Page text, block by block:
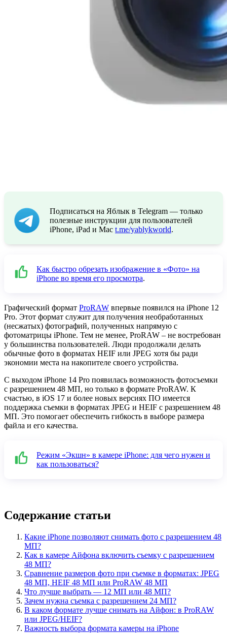
Подписаться на Яблык в Telegram — только
полезные инструкции для пользователей
iPhone, iPad и Mac t.me/yablykworld.
Как быстро обрезать изображение в «Фото» на
iPhone во время его просмотра.
Графический формат ProRAW впервые появился на iPhone 12
Pro. Этот формат служит для получения необработанных
(несжатых) фотографий, полученных напрямую с
фотоматрицы iPhone. Тем не менее, ProRAW – не востребован
у большинства пользователей. Люди продолжали делать
обычные фото в форматах HEIF или JPEG хотя бы ради
экономии места на накопителе своего устройства.
С выходом iPhone 14 Pro появилась возможность фотосъемки
с разрешением 48 МП, но только в формате ProRAW. К
счастью, в iOS 17 и более новых версиях ПО имеется
поддержка съемки в форматах JPEG и HEIF с разрешением 48
МП. Это помогает обеспечить гибкость в выборе размера
файла и его качества.
Режим «Экшн» в камере iPhone: для чего нужен и
как пользоваться?
Содержание статьи
Какие iPhone позволяют снимать фото с разрешением 48
МП?
Как в камере Айфона включить съемку с разрешением
48 МП?
Сравнение размеров фото при съемке в форматах: JPEG
48 МП, HEIF 48 МП или ProRAW 48 МП
Что лучше выбрать — 12 МП или 48 МП?
Зачем нужна съемка с разрешением 24 МП?
В каком формате лучше снимать на Айфон: в ProRAW
или JPEG/HEIF?
Важность выбора формата камеры на iPhone